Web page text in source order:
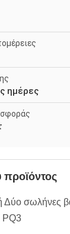
ημέρες
προϊόντος
Δύο σωλήνες
PQ3